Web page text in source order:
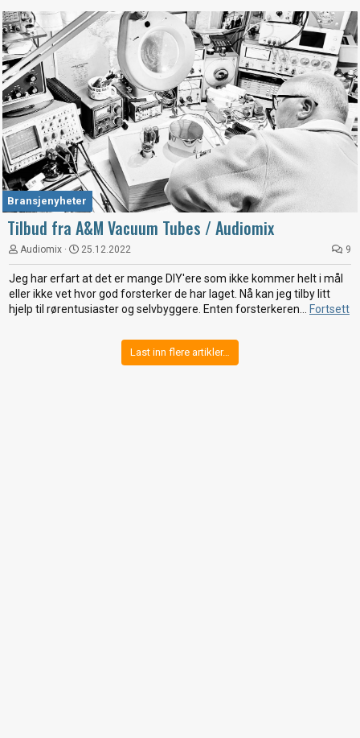
Bransjenyheter
Tilbud fra A&M Vacuum Tubes / Audiomix
Audiomix 25.12.2022 9
Jeg har erfart at det er mange DIY'ere som ikke kommer helt i mål
eller ikke vet hvor god forsterker de har laget. Nå kan jeg tilby litt
hjelp til rørentusiaster og selvbyggere. Enten forsterkeren... Fortsett
Last inn flere artikler…